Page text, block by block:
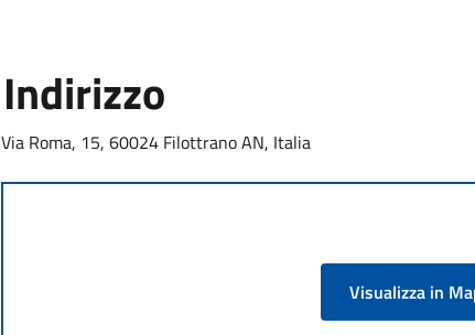
Indirizzo
Via Roma, 15, 60024 Filottrano AN, Italia
Visualizza in